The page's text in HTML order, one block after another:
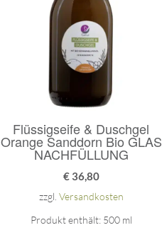
Flüssigseife & Duschgel
Orange Sanddorn Bio GLAS
NACHFÜLLUNG
€36,80
zzgl. Versandkosten
Produkt enthält: 500 ml